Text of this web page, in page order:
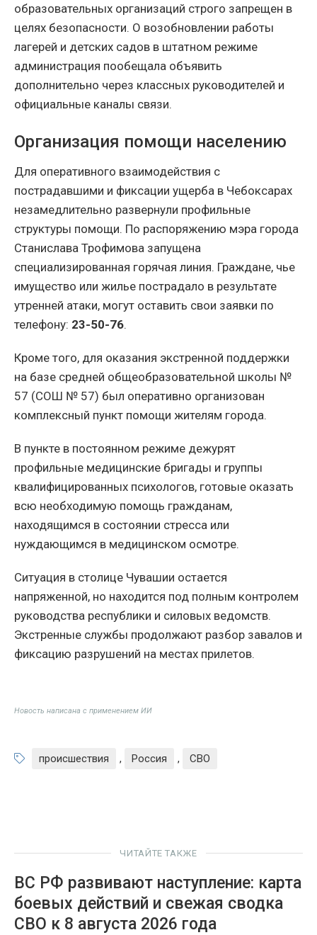
образовательных организаций строго запрещен в
целях безопасности. О возобновлении работы
лагерей и детских садов в штатном режиме
администрация пообещала объявить
дополнительно через классных руководителей и
официальные каналы связи.
Организация помощи населению
Для оперативного взаимодействия с
пострадавшими и фиксации ущерба в Чебоксарах
незамедлительно развернули профильные
структуры помощи. По распоряжению мэра города
Станислава Трофимова запущена
специализированная горячая линия. Граждане, чье
имущество или жилье пострадало в результате
утренней атаки, могут оставить свои заявки по
телефону: 23-50-76.
Кроме того, для оказания экстренной поддержки
на базе средней общеобразовательной школы №
57 (СОШ № 57) был оперативно организован
комплексный пункт помощи жителям города.
В пункте в постоянном режиме дежурят
профильные медицинские бригады и группы
квалифицированных психологов, готовые оказать
всю необходимую помощь гражданам,
находящимся в состоянии стресса или
нуждающимся в медицинском осмотре.
Ситуация в столице Чувашии остается
напряженной, но находится под полным контролем
руководства республики и силовых ведомств.
Экстренные службы продолжают разбор завалов и
фиксацию разрушений на местах прилетов.
Новость написана с применением ИИ
происшествия , Россия , СВО
ЧИТАЙТЕ ТАКЖЕ
ВС РФ развивают наступление: карта
боевых действий и свежая сводка
СВО к 8 августа 2026 года